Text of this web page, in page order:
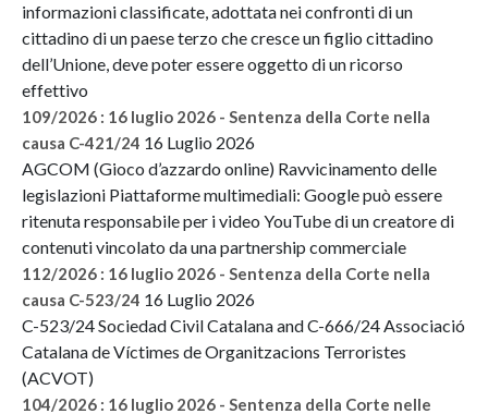
informazioni classificate, adottata nei confronti di un
cittadino di un paese terzo che cresce un figlio cittadino
dell’Unione, deve poter essere oggetto di un ricorso
effettivo
109/2026 : 16 luglio 2026 - Sentenza della Corte nella
causa C-421/24 16 Luglio 2026
AGCOM (Gioco d’azzardo online) Ravvicinamento delle
legislazioni Piattaforme multimediali: Google può essere
ritenuta responsabile per i video YouTube di un creatore di
contenuti vincolato da una partnership commerciale
112/2026 : 16 luglio 2026 - Sentenza della Corte nella
causa C-523/24 16 Luglio 2026
C-523/24 Sociedad Civil Catalana and C-666/24 Associació
Catalana de Víctimes de Organitzacions Terroristes
(ACVOT)
104/2026 : 16 luglio 2026 - Sentenza della Corte nelle